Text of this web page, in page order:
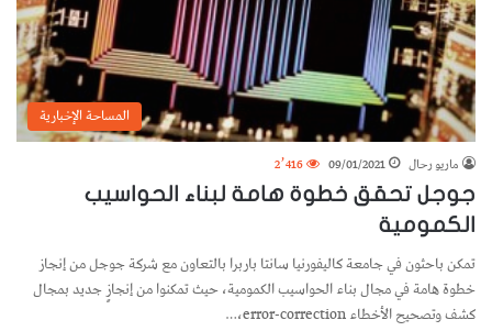
المساحة الإخبارية
ماريو رحال 09/01/2021
2٬416
جوجل تحقق خطوة هامة لبناء الحواسيب
الكمومية
تمكن باحثون في جامعة كاليفورنيا سانتا باربرا بالتعاون مع شركة جوجل من إنجاز
خطوة هامة في مجال بناء الحواسيب الكمومية، حيث تمكنوا من إنجازٍ جديد بمجال
كشف وتصحيح الأخطاء error-correction،…